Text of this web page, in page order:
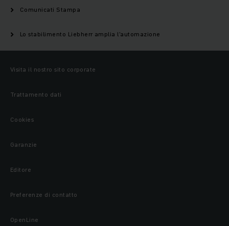
Comunicati Stampa
Lo stabilimento Liebherr amplia l'automazione
Visita il nostro sito corporate
Trattamento dati
Cookies
Garanzie
Editore
Preferenze di contatto
OpenLine